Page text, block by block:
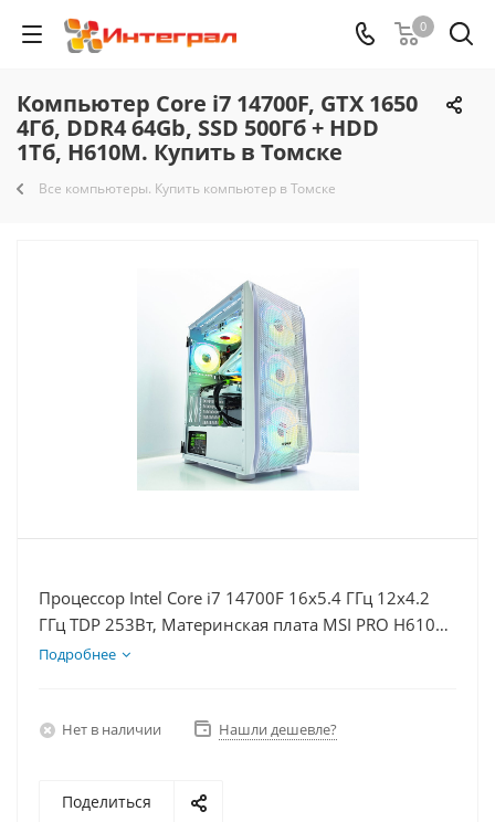
0
Компьютер Core i7 14700F, GTX 1650
4Гб, DDR4 64Gb, SSD 500Гб + HDD
1Тб, H610M. Купить в Томске
Все компьютеры. Купить компьютер в Томске
Процессор Intel Core i7 14700F 16x5.4 ГГц 12x4.2
ГГц TDP 253Вт, Материнская плата MSI PRO H610M-
E, Видеокарта GTX 1650 4Гб, Память DDR4 64Gb,
Подробнее
Нет в наличии Нашли дешевле?
Поделиться